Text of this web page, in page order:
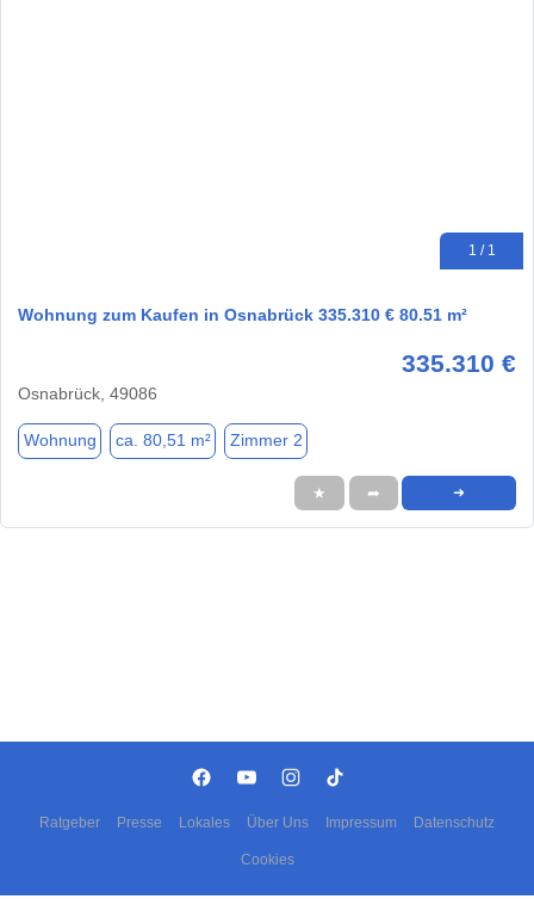
1 / 1
Wohnung zum Kaufen in Osnabrück 335.310 € 80.51 m²
335.310 €
Osnabrück, 49086
Wohnung ca. 80,51 m² Zimmer 2
★ ➦ ➜
Ratgeber Presse Lokales Über Uns Impressum Datenschutz
Cookies